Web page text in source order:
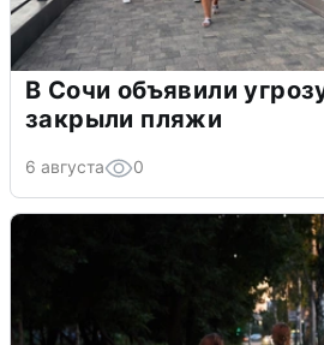
В Сочи объявили
закрыли пляжи
6 августа 0